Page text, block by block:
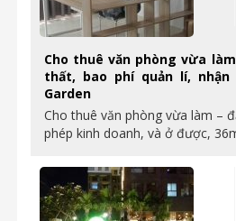
Cho thuê văn phòng vừa
thất, bao phí quản lí, nhận
Garden
Cho thuê văn phòng vừa làm –
phép kinh doanh, và ở được,